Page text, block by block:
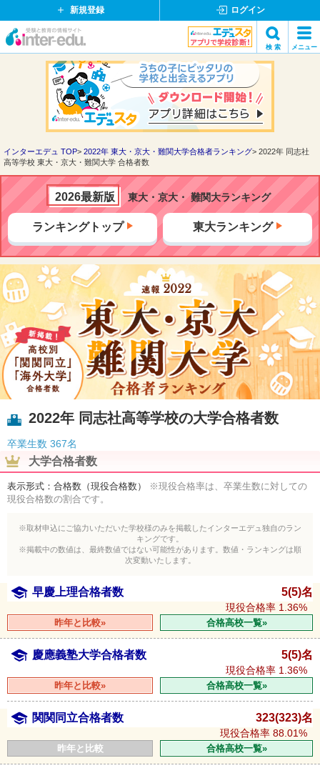
新規登録 ログイン
イ
ド
ッ
ト
検 索 メニュー
検索
インターエデュ TOP 2022年 東大・京大・難関大学合格者ランキング
2022年 同志社
高等学校 東大・京大・難関大学 合格者数
2026最新版 東大・京大・ 難関大ランキング
ランキングトップ 東大ランキング
2022年 同志社高等学校の大学合格者数
卒業生数 367名
大学合格者数
表示形式：合格数（現役合格数）
※現役合格率は、卒業生数に対しての
現役合格数の割合です。
※取材申込にご協力いただいた学校様のみを掲載したインターエデュ独自のラン
キングです。
※掲載中の数値は、最終数値ではない可能性があります。数値・ランキングは順
次変動いたします。
早慶上理合格者数 5(5)名
現役合格率 1.36%
昨年と比較» 合格高校一覧»
慶應義塾大学合格者数 5(5)名
現役合格率 1.36%
昨年と比較» 合格高校一覧»
関関同立合格者数 323(323)名
現役合格率 88.01%
昨年と比較 合格高校一覧»